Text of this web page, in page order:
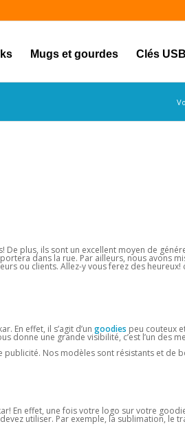
Mugs et gourdes Clés USB
De plus, ils sont un excellent moyen de
dans la rue. Par ailleurs, nous avons
ou clients. Allez-y vous ferez des heureux!
En effet, il s’agit d’un goodies peu couteux
donne une grande visibilité, c’est l’un des
Nos modèles sont résistants et de
En effet, une fois votre logo sur votre
utiliser. Par exemple, la sublimation, le